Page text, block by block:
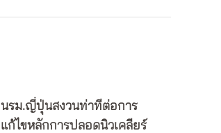
นรม.ญี่ปุ่นสงวนท่าทีต่อการ
แก้ไขหลักการปลอดนิวเคลียร์